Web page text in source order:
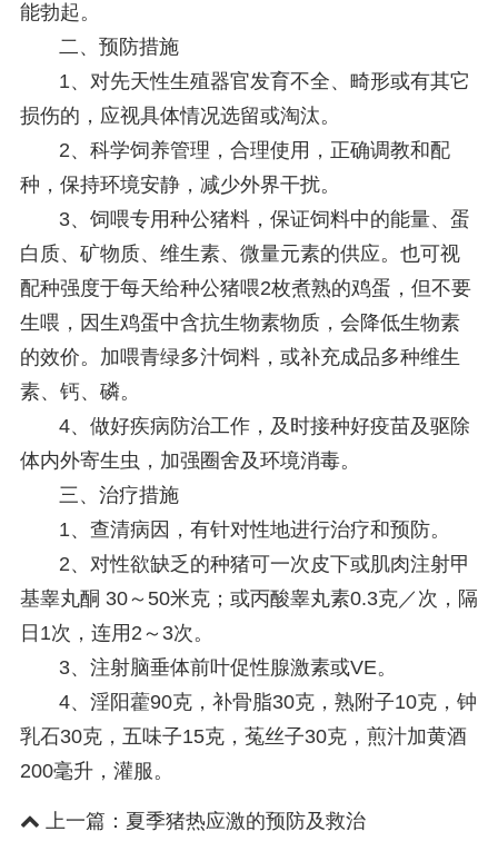
能勃起。
二、预防措施
1、对先天性生殖器官发育不全、畸形或有其它
损伤的，应视具体情况选留或淘汰。
2、科学饲养管理，合理使用，正确调教和配
种，保持环境安静，减少外界干扰。
3、饲喂专用种公猪料，保证饲料中的能量、蛋
白质、矿物质、维生素、微量元素的供应。也可视
配种强度于每天给种公猪喂2枚煮熟的鸡蛋，但不要
生喂，因生鸡蛋中含抗生物素物质，会降低生物素
的效价。加喂青绿多汁饲料，或补充成品多种维生
素、钙、磷。
4、做好疾病防治工作，及时接种好疫苗及驱除
体内外寄生虫，加强圈舍及环境消毒。
三、治疗措施
1、查清病因，有针对性地进行治疗和预防。
2、对性欲缺乏的种猪可一次皮下或肌肉注射甲
基睾丸酮 30～50米克；或丙酸睾丸素0.3克／次，隔
日1次，连用2～3次。
3、注射脑垂体前叶促性腺激素或VE。
4、淫阳藿90克，补骨脂30克，熟附子10克，钟
乳石30克，五味子15克，菟丝子30克，煎汁加黄酒
200毫升，灌服。
上一篇： 夏季猪热应激的预防及救治